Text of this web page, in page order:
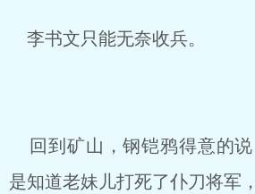
李书文只能无奈收兵。
回到矿山，钢铠鸦得意的说
是知道老妹儿打死了仆刀将军